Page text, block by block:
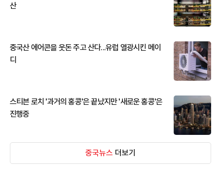
산
중국산 에어콘을 웃돈 주고 산다...유럽 열광시킨 메이
디
스티븐 로치 '과거의 홍콩'은 끝났지만 '새로운 홍콩'은
진행중
중국뉴스 더보기